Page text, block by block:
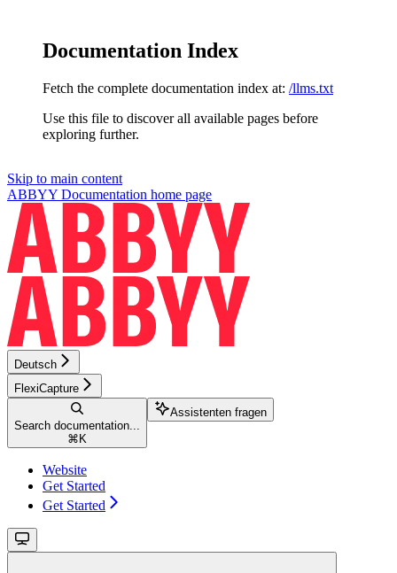
Documentation Index
Fetch the complete documentation index at: /llms.txt
Use this file to discover all available pages before
exploring further.
Skip to main content
ABBYY Documentation home page
Deutsch
FlexiCapture
Search documentation...
⌘ K
Assistenten fragen
Website
Get Started
Get Started